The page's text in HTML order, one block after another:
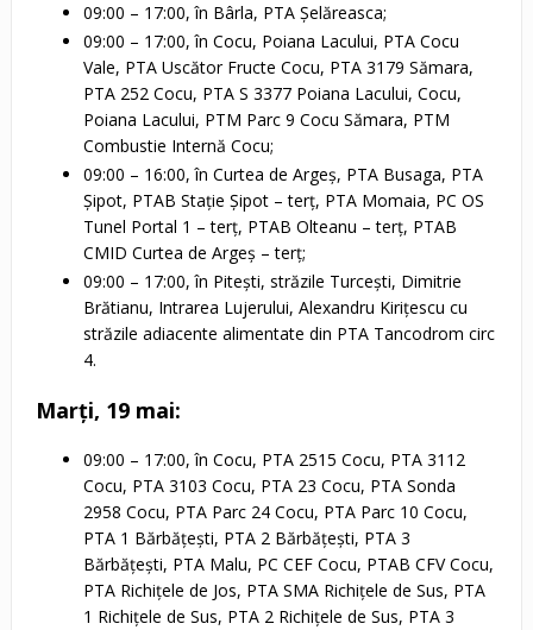
09:00 – 17:00, în Bârla, PTA Șelăreasca;
09:00 – 17:00, în Cocu, Poiana Lacului, PTA Cocu
Vale, PTA Uscător Fructe Cocu, PTA 3179 Sămara,
PTA 252 Cocu, PTA S 3377 Poiana Lacului, Cocu,
Poiana Lacului, PTM Parc 9 Cocu Sămara, PTM
Combustie Internă Cocu;
09:00 – 16:00, în Curtea de Argeș, PTA Busaga, PTA
Șipot, PTAB Stație Șipot – terț, PTA Momaia, PC OS
Tunel Portal 1 – terț, PTAB Olteanu – terț, PTAB
CMID Curtea de Argeș – terț;
09:00 – 17:00, în Pitești, străzile Turcești, Dimitrie
Brătianu, Intrarea Lujerului, Alexandru Kirițescu cu
străzile adiacente alimentate din PTA Tancodrom circ
4.
Marți, 19 mai:
09:00 – 17:00, în Cocu, PTA 2515 Cocu, PTA 3112
Cocu, PTA 3103 Cocu, PTA 23 Cocu, PTA Sonda
2958 Cocu, PTA Parc 24 Cocu, PTA Parc 10 Cocu,
PTA 1 Bărbățești, PTA 2 Bărbățești, PTA 3
Bărbățești, PTA Malu, PC CEF Cocu, PTAB CFV Cocu,
PTA Richițele de Jos, PTA SMA Richițele de Sus, PTA
1 Richițele de Sus, PTA 2 Richițele de Sus, PTA 3